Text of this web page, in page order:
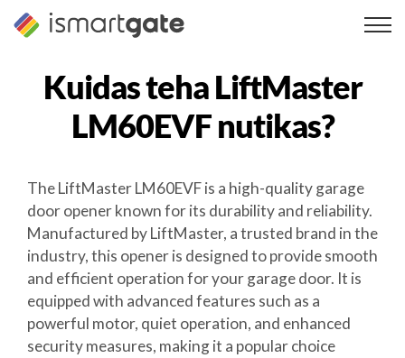
Skip
Kuidas tehaLiftMaster
LM60EVFnutikas?
The LiftMaster LM60EVF is a high-quality garage
door opener known for its durability and reliability.
Manufactured by LiftMaster, a trusted brand in the
industry, this opener is designed to provide smooth
and efficient operation for your garage door. It is
equipped with advanced features such as a
powerful motor, quiet operation, and enhanced
security measures, making it a popular choice